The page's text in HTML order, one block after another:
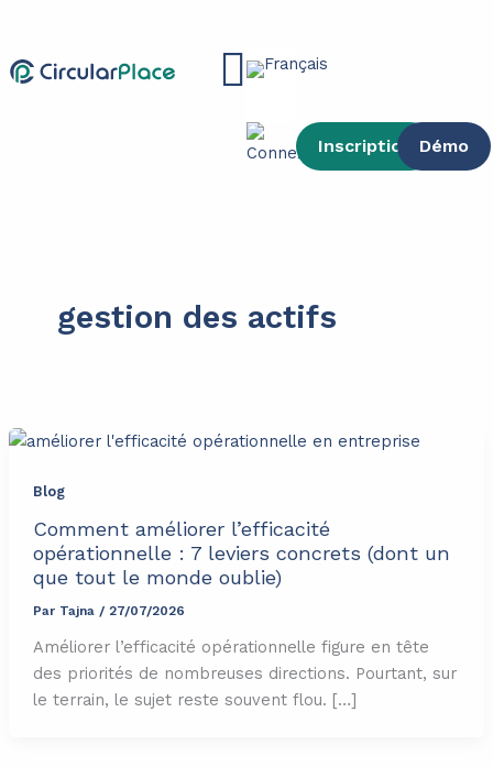
contenu
Main
Inscription Démo
gestion des actifs
Blog
Comment améliorer l’efficacité
opérationnelle : 7 leviers concrets (dont un
que tout le monde oublie)
Par Tajna / 27/07/2026
Améliorer l’efficacité opérationnelle figure en tête
des priorités de nombreuses directions. Pourtant, sur
le terrain, le sujet reste souvent flou. […]